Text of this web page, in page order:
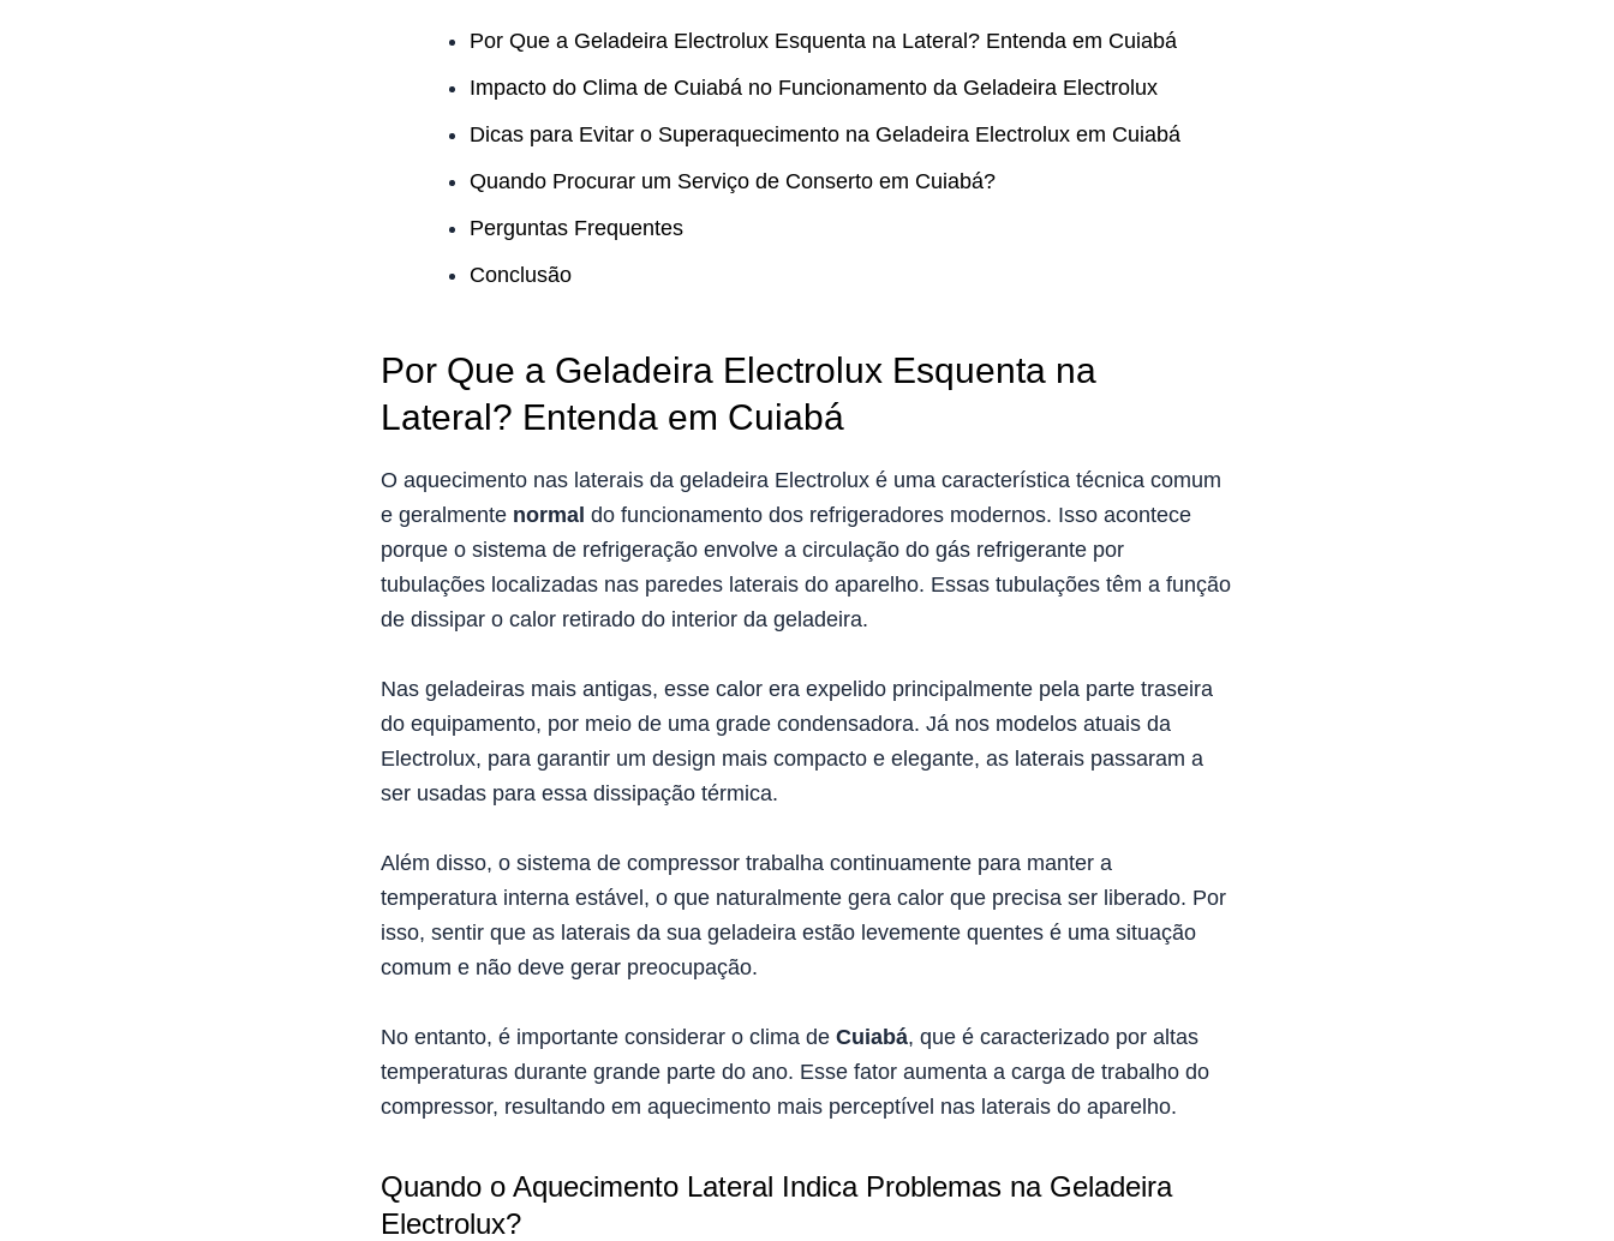
Por Que a Geladeira Electrolux Esquenta na Lateral? Entenda em Cuiabá
Impacto do Clima de Cuiabá no Funcionamento da Geladeira Electrolux
Dicas para Evitar o Superaquecimento na Geladeira Electrolux em Cuiabá
Quando Procurar um Serviço de Conserto em Cuiabá?
Perguntas Frequentes
Conclusão
Por Que a Geladeira Electrolux Esquenta na
Lateral? Entenda em Cuiabá
O aquecimento nas laterais da geladeira Electrolux é uma característica técnica comum
e geralmente normal do funcionamento dos refrigeradores modernos. Isso acontece
porque o sistema de refrigeração envolve a circulação do gás refrigerante por
tubulações localizadas nas paredes laterais do aparelho. Essas tubulações têm a função
de dissipar o calor retirado do interior da geladeira.
Nas geladeiras mais antigas, esse calor era expelido principalmente pela parte traseira
do equipamento, por meio de uma grade condensadora. Já nos modelos atuais da
Electrolux, para garantir um design mais compacto e elegante, as laterais passaram a
ser usadas para essa dissipação térmica.
Além disso, o sistema de compressor trabalha continuamente para manter a
temperatura interna estável, o que naturalmente gera calor que precisa ser liberado. Por
isso, sentir que as laterais da sua geladeira estão levemente quentes é uma situação
comum e não deve gerar preocupação.
No entanto, é importante considerar o clima de Cuiabá, que é caracterizado por altas
temperaturas durante grande parte do ano. Esse fator aumenta a carga de trabalho do
compressor, resultando em aquecimento mais perceptível nas laterais do aparelho.
Quando o Aquecimento Lateral Indica Problemas na Geladeira
Electrolux?